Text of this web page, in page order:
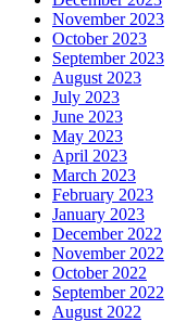
November 2023
October 2023
September 2023
August 2023
July 2023
June 2023
May 2023
April 2023
March 2023
February 2023
January 2023
December 2022
November 2022
October 2022
September 2022
August 2022